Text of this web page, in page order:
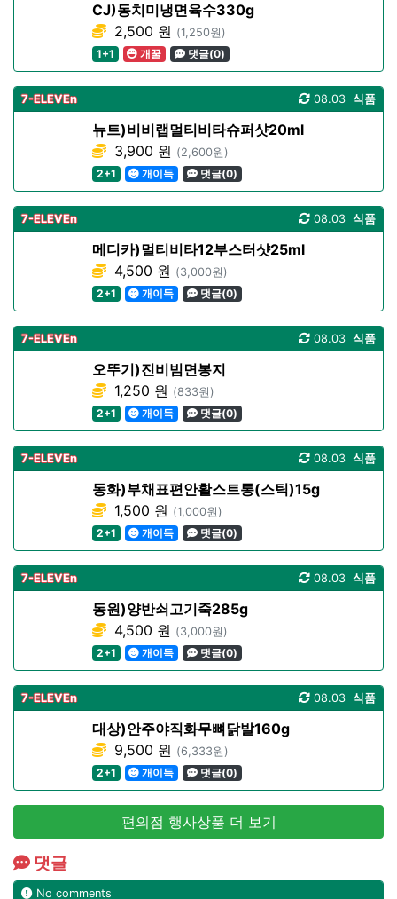
CJ)동치미냉면육수330g
2,500 원 (1,250원)
1+1
개꿀 댓글(0)
7-ELEVEn 식품
08.03
뉴트)비비랩멀티비타슈퍼샷20ml
3,900 원 (2,600원)
2+1
개이득 댓글(0)
7-ELEVEn 식품
08.03
메디카)멀티비타12부스터샷25ml
4,500 원 (3,000원)
2+1
개이득 댓글(0)
7-ELEVEn 식품
08.03
오뚜기)진비빔면봉지
1,250 원 (833원)
2+1
개이득 댓글(0)
7-ELEVEn 식품
08.03
동화)부채표편안활스트롱(스틱)15g
1,500 원 (1,000원)
2+1
개이득 댓글(0)
7-ELEVEn 식품
08.03
동원)양반쇠고기죽285g
4,500 원 (3,000원)
2+1
개이득 댓글(0)
7-ELEVEn 식품
08.03
대상)안주야직화무뼈닭발160g
9,500 원 (6,333원)
2+1
개이득 댓글(0)
편의점 행사상품 더 보기
댓글
No comments